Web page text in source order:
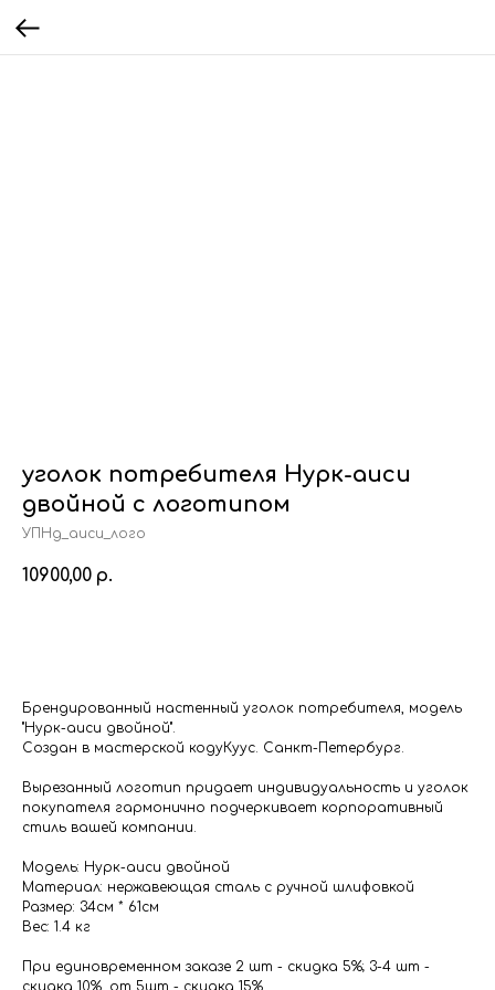
уголок потребителя Нурк-аиси
двойной с логотипом
УПНд_аиси_лого
10900,00 р.
Брендированный настенный уголок потребителя, модель
"Нурк-аиси двойной".
Создан в мастерской кодуКуус. Санкт-Петербург.
Вырезанный логотип придает индивидуальность и уголок
покупателя гармонично подчеркивает корпоративный
стиль вашей компании.
Модель: Нурк-аиси двойной
Материал: нержавеющая сталь с ручной шлифовкой
Размер: 34см * 61см
Вес: 1.4 кг
При единовременном заказе 2 шт - скидка 5%; 3-4 шт -
скидка 10%, от 5шт - скидка 15%.